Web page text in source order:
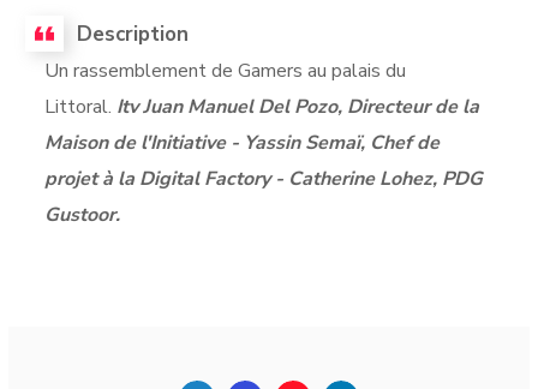
Description
Un rassemblement de Gamers au palais du
Littoral. Itv Juan Manuel Del Pozo, Directeur de la
Maison de l'Initiative - Yassin Semaï, Chef de
projet à la Digital Factory - Catherine Lohez, PDG
Gustoor.